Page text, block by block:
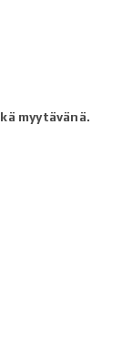
myytävänä.